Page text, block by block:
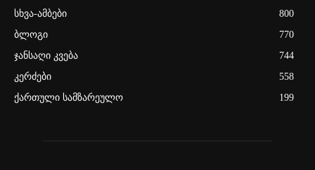
სხვა-ამბები
800
ბლოგი
770
ჯანსაღი კვება
744
კერძები
558
ქართული სამზარეულო
199